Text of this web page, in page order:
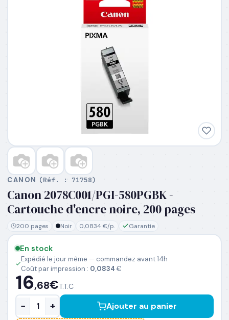
CANON (Réf. : 71758)
Canon 2078C001/PGI-580PGBK -
Cartouche d'encre noire, 200 pages
200 pages Noir 0,0834 €/p. Garantie
En stock
Expédié le jour même — commandez avant 14h
Coût par impression : 0,0834€
16,68€T.T.C
− + Ajouter au panier
DATE DE PREMIÈRE LIVRAISON SOUHAITÉE
NOM
EMAIL PROFESSIONNEL*
TÉLÉPHONE*
SOCIÉTÉ
PRÉCISEZ VOS BESOINS (OPTIONNEL)